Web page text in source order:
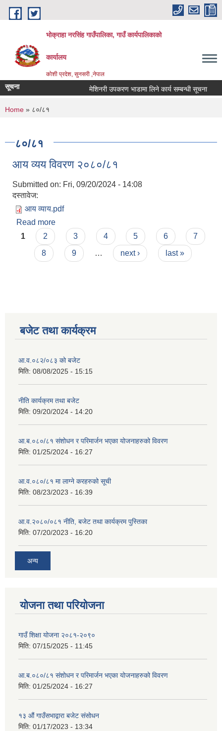
Skip to main content
भोक्राहा नरसिंह गाउँपालिका, गाउँ कार्यपालिकाको
कार्यालय
कोशी प्रदेश, सुनसरी ,नेपाल
सूचना मेशिनरी उपकरण भाडामा लिने कार्य सम्बन्धी सूचना
You are here
Home » ८०/८१
८०/८१
आय व्यय विवरण २०८०/८१
Submitted on: Fri, 09/20/2024 - 14:08
दस्तावेज:
आय व्याय.pdf
Read more
Pages
1 2 3 4 5 6
7
8
9 … next › last »
बजेट तथा कार्यक्रम
आ.व.०८२/०८३ को बजेट
मिति: 08/08/2025 - 15:15
नीति कार्यक्रम तथा बजेट
मिति: 09/20/2024 - 14:20
आ.ब.०८०/८१ संशोधन र परिमार्जन भएका योजनाहरुको विवरण
मिति: 01/25/2024 - 16:27
आ.व.०८०/८१ मा लाग्ने करहरुको सूची
मिति: 08/23/2023 - 16:39
आ.व.२०८०/०८१ नीति, बजेट तथा कार्यक्रम पुस्तिका
मिति: 07/20/2023 - 16:20
अन्य
योजना तथा परियोजना
गाउँ शिक्षा योजना २०८१-२०९०
मिति: 07/15/2025 - 11:45
आ.ब.०८०/८१ संशोधन र परिमार्जन भएका योजनाहरुको विवरण
मिति: 01/25/2024 - 16:27
१३ औं गाउँसभाद्वारा बजेट संसोधन
मिति: 01/17/2023 - 13:34